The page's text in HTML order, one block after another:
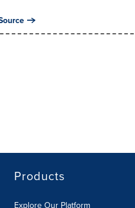
Products
Explore Our Platform